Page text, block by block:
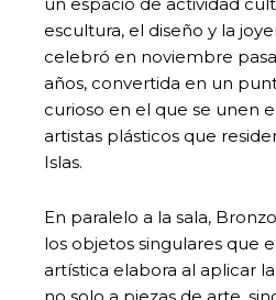
escultura, el diseño y la
celebró en noviembre
años, convertida en un
curioso en el que se unen
artistas plásticos que
Islas.
En paralelo a la sala,
los objetos singulares que
artística elabora al aplicar